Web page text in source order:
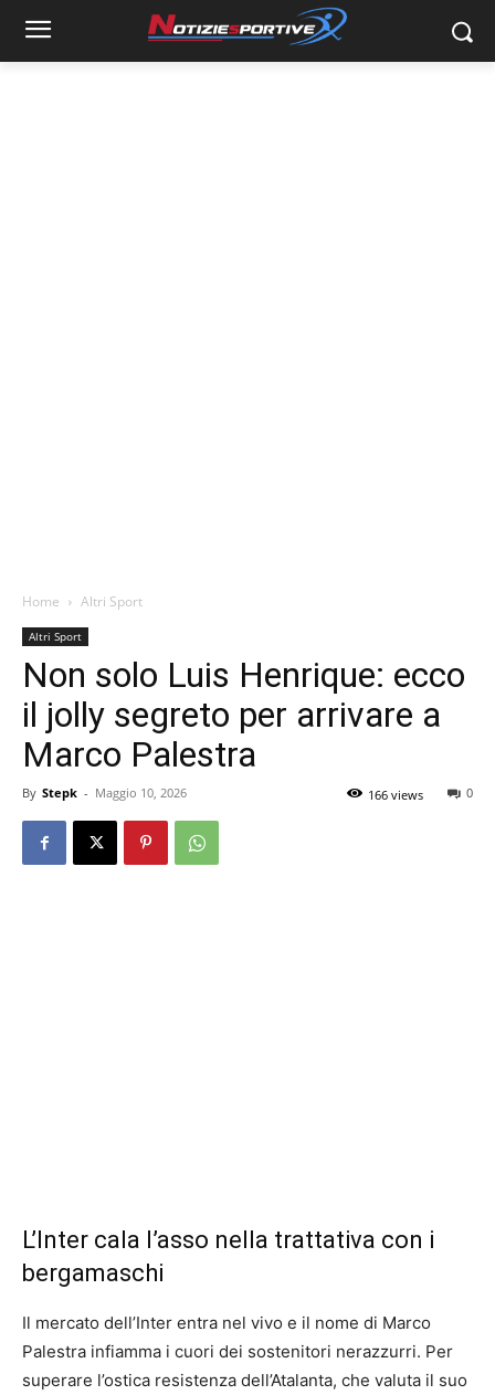
Home Altri Sport
Altri Sport
Non solo Luis Henrique: ecco
il jolly segreto per arrivare a
Marco Palestra
By Stepk - Maggio 10, 2026 0
166 views
L’Inter cala l’asso nella trattativa con i
bergamaschi
Il mercato dell’Inter entra nel vivo e il nome di Marco
Palestra infiamma i cuori dei sostenitori nerazzurri. Per
superare l’ostica resistenza dell’Atalanta, che valuta il suo